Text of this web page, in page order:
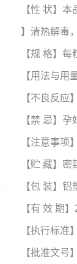
【性 状】本
治】清热解毒
【规 格】每
【用法与用
【不良反应
【禁 忌】孕
【注意事项
【贮 藏】密
【包 装】铝
【有 效 期】
【执行标准
【批准文号